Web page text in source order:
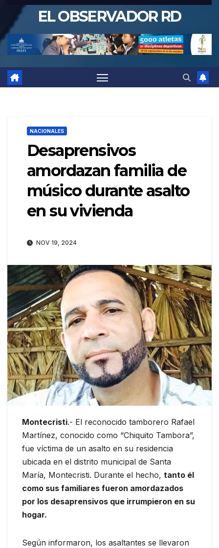
EL OBSERVADOR RD
NACIONALES
Desaprensivos
amordazan familia de
músico durante asalto
en su vivienda
NOV 19, 2024
Montecristi.- El reconocido tamborero Rafael
Martínez, conocido como “Chiquito Tambora”,
fue víctima de un asalto en su residencia
ubicada en el distrito municipal de Santa
María, Montecristi. Durante el hecho, tanto él
como sus familiares fueron amordazados
por los desaprensivos que irrumpieron en su
hogar.
Según informaron, los asaltantes se llevaron